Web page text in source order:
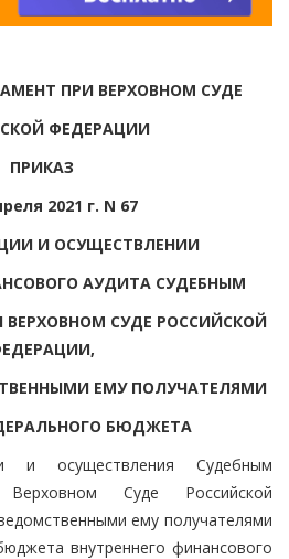
ПРИ ВЕРХОВНОМ СУДЕ
ФЕДЕРАЦИИ
ПРИКАЗ
2021 г. N 67
И ОСУЩЕСТВЛЕНИИ
АУДИТА СУДЕБНЫМ
СУДЕ РОССИЙСКОЙ
ЕМУ ПОЛУЧАТЕЛЯМИ
БЮДЖЕТА
и осуществления Судебным
Суде Российской
ему получателями
внутреннего финансового